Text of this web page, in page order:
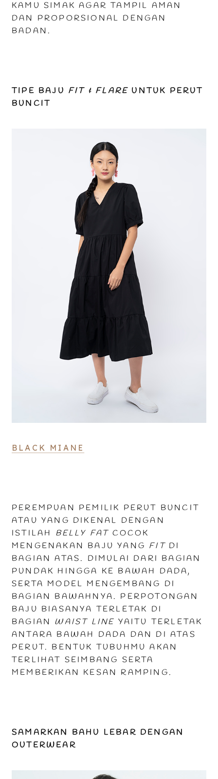
KAMU SIMAK AGAR TAMPIL AMAN
DAN PROPORSIONAL DENGAN
BADAN.
TIPE BAJU FIT & FLARE UNTUK PERUT
BUNCIT
BLACK MIANE
PEREMPUAN PEMILIK PERUT BUNCIT
ATAU YANG DIKENAL DENGAN
ISTILAH
BELLY FAT COCOK
MENGENAKAN BAJU YANG FITDI
BAGIAN ATAS. DIMULAI DARI BAGIAN
PUNDAK HINGGA KE BAWAH DADA,
SERTA MODEL MENGEMBANG DI
BAGIAN BAWAHNYA. PERPOTONGAN
BAJU BIASANYA TERLETAK DI
BAGIAN WAIST LINE YAITU TERLETAK
ANTARA BAWAH DADA DAN DI ATAS
PERUT. BENTUK TUBUHMU AKAN
TERLIHAT SEIMBANG SERTA
MEMBERIKAN KESAN RAMPING.
SAMARKAN BAHU LEBAR DENGAN
OUTERWEAR